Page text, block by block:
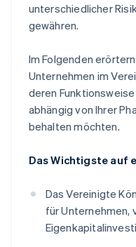
unterschiedlicher
gewähren.
Im Folgenden
Unternehmen im
deren
abhängig von Ihrer
behalten möchten.
Das Wichtigste auf
Das Vereinigte
für Unternehmen,